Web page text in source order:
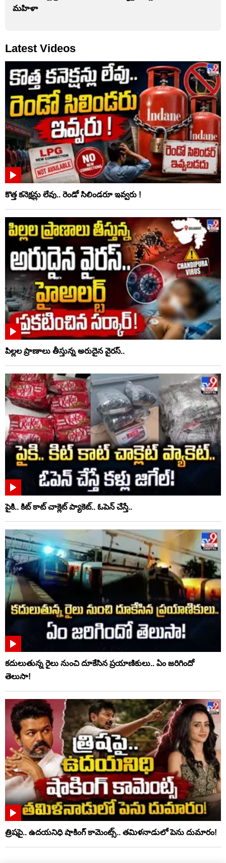
మహిళా
Latest Videos
కొత్త కనెక్షన్లు లేవు.. రెండో సిలిండరూ ఇవ్వరు !
పిల్లల ప్రాణాలు తీస్తున్న అరుదైన వైరస్..
పైకి.. కిట్‌ కాట్‌ చాక్లెట్ ప్యాకెట్‌.. ఓపెన్‌ చేస్తే..
కదులుతున్న రైలు నుంచి దూకేసిన ప్రయాణికులు.. ఏం జరిగిందో
తెలుసా!
త్రిషపై.. ఉదయనిధి షాకింగ్‌ కామెంట్స్‌.. తమిళనాడులో పెను దుమారం!